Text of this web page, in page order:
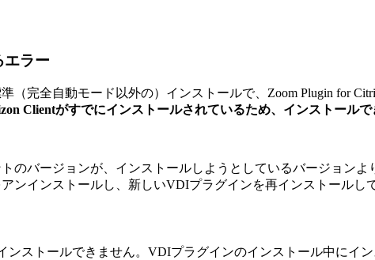
エラー
完全自動モード以外の）インストールで、Zoom Plugin for
Clientがすでにインストールされているため、インストール
のバージョンが、インストールしようとしているバージョンよ
ンインストールし、新しいVDIプラグインを再インストールし
ストールできません。VDIプラグインのインストール中にイ